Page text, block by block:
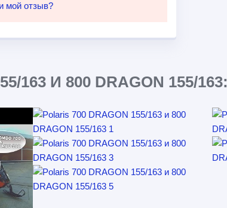
мой отзыв?
163 И 800 DRAGON 155/163: